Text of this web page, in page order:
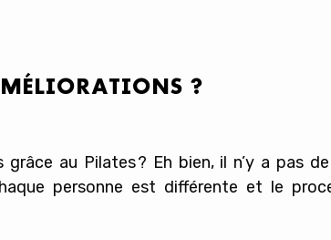
?
au Pilates ? Eh bien, il n’y a pas
personne est différente et le